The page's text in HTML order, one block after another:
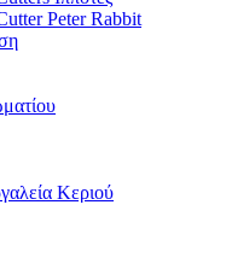
Peter Rabbit
Κεριού